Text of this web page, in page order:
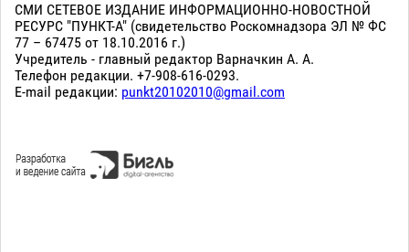
СМИ СЕТЕВОЕ ИЗДАНИЕ ИНФОРМАЦИОННО-НОВОСТНОЙ
РЕСУРС "ПУНКТ-А" (свидетельство Роскомнадзора ЭЛ № ФС
77 – 67475 от 18.10.2016 г.)
Учредитель - главный редактор Варначкин А. А.
Телефон редакции. +7-908-616-0293.
E-mail редакции: punkt20102010@gmail.com